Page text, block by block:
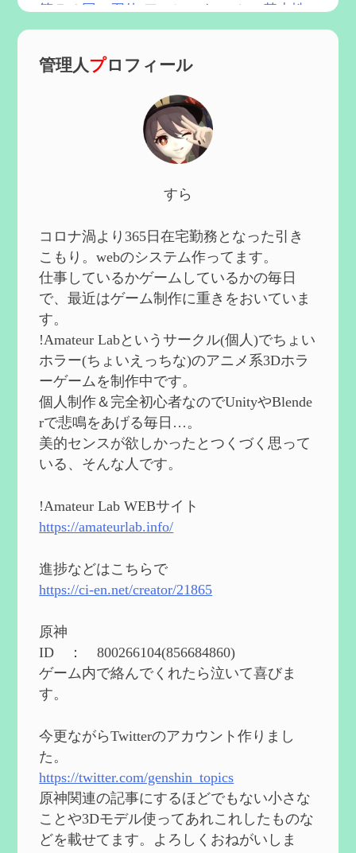
第５４回 召使(アルレッキーノ)の基本性
第６０回 炎神マーヴィカの性能、探索に
第５９回 アチーブメント「対決者・２」
を作成
第５８回 集敵以外のすべてを持ってしま
ったサポーターシロネンの解説【2凸ま
2024/09/02
第５７回 アチーブメント「対決者・１」
を手に入れたい
を作成
2024/09/02
第５６回 ムアラニの簡易解説と使用感な
ど【0~1凸】
2024/08/11
第５５回 【無凸無モチ】エミリエを使っ
てみた感想を作成
2024/06/26
第４９回 フリーナの簡易性能紹介とテン
ションについての検証を更新
2024/05/12
能と3凸までを更新
2024/05/11
eを3BBB化してみた
2024/04/26
2024/04/03
第４８回 ヌヴィレットの性能と凸比較
更新
2024/2/10
能 それぞれの強みなどを作成
2024/2/04
第５２回 璃月精鋭狩ルート【沈玉の谷
編】を作成
2024/1/25
Ultimate Trainerの使い方【RE2】を作成
管理人プロフィール
すら
コロナ渦より365日在宅勤務となった引き
こもり。webのシステム作ってます。
仕事しているかゲームしているかの毎日
で、最近はゲーム制作に重きをおいていま
す。
!Amateur Labというサークル(個人)でちょい
ホラー(ちょいえっちな)のアニメ系3Dホラ
ーゲームを制作中です。
個人制作＆完全初心者なのでUnityやBlende
rで悲鳴をあげる毎日…。
美的センスが欲しかったとつくづく思って
いる、そんな人です。
!Amateur Lab WEBサイト
https://amateurlab.info/
進捗などはこちらで
https://ci-en.net/creator/21865
原神
ID ： 800266104(856684860)
ゲーム内で絡んでくれたら泣いて喜びま
す。
今更ながらTwitterのアカウント作りまし
た。
https://twitter.com/genshin_topics
原神関連の記事にするほどでもない小さな
ことや3Dモデル使ってあれこれしたものな
どを載せてます。よろしくおねがいしま